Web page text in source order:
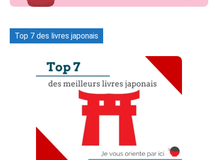
Top 7 des livres japonais